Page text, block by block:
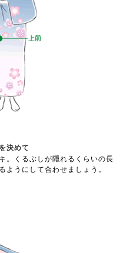
決めて
。くるぶしが隠れるくらいの長
ようにして合わせましょう。